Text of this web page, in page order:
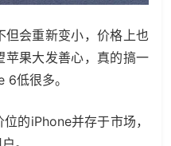
但会重新变小，价格上也
果大发善心，真的搞一
低很多。
的iPhone并存于市场，